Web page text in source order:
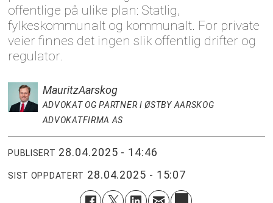
offentlige på ulike plan: Statlig,
fylkeskommunalt og kommunalt. For private
veier finnes det ingen slik offentlig drifter og
regulator.
MauritzAarskog
ADVOKAT OG PARTNER I ØSTBY AARSKOG
ADVOKATFIRMA AS
PUBLISERT 28.04.2025 - 14:46
SIST OPPDATERT 28.04.2025 - 15:07